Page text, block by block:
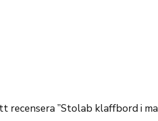
recensera ”Stolab klaffbord i